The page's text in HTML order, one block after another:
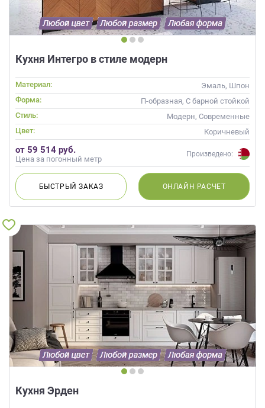
Кухня Интегро в стиле модерн
Материал:
Эмаль, Шпон
Форма:
П-образная, С барной стойкой
Стиль:
Модерн, Современные
Цвет:
Коричневый
от 59 514 руб.
Цена за погонный метр
Произведено:
БЫСТРЫЙЗАКАЗ ОНЛАЙН РАСЧЕТ
Кухня Эрден